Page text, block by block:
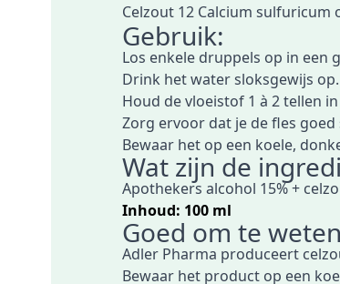
Celzout 12 Calcium sulfuricum
Gebruik:
Los enkele druppels op in een
Drink het water sloksgewijs op.
Houd de vloeistof 1 à 2 tellen
Zorg ervoor dat je de fles
Bewaar het op een koele,
Wat zijn de
Apothekers alcohol 15% +
Inhoud: 100 ml
Goed om te weten
Adler Pharma produceert
Bewaar het product op een